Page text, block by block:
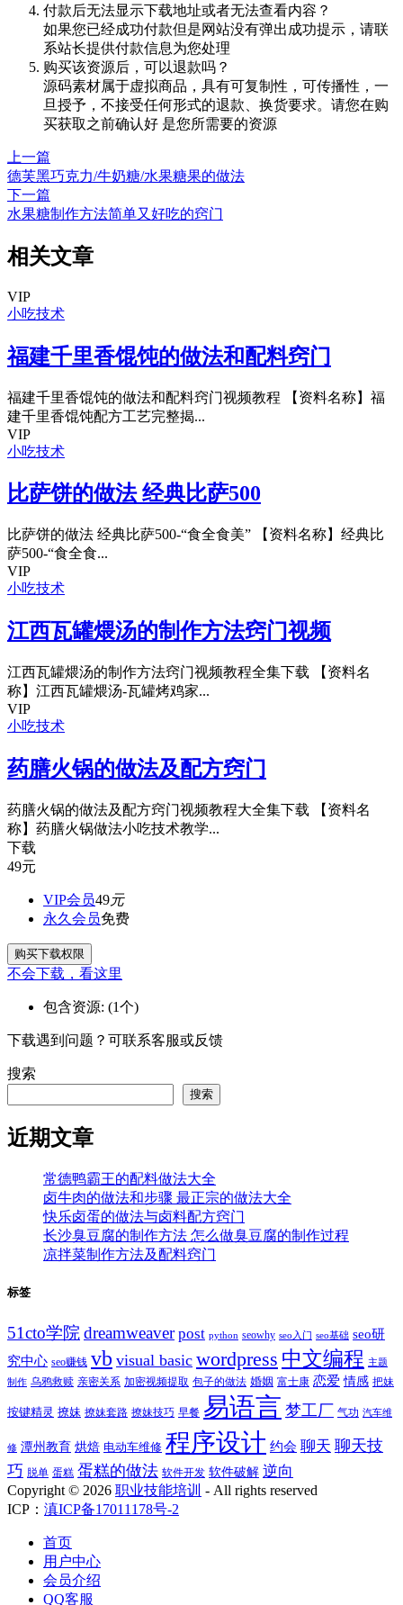
付款后无法显示下载地址或者无法查看内容？
如果您已经成功付款但是网站没有弹出成功提示，请联
系站长提供付款信息为您处理
购买该资源后，可以退款吗？
源码素材属于虚拟商品，具有可复制性，可传播性，一
旦授予，不接受任何形式的退款、换货要求。请您在购
买获取之前确认好 是您所需要的资源
上一篇
德芙黑巧克力/牛奶糖/水果糖果的做法
下一篇
水果糖制作方法简单又好吃的窍门
相关文章
VIP
小吃技术
福建千里香馄饨的做法和配料窍门
福建千里香馄饨的做法和配料窍门视频教程 【资料名称】福
建千里香馄饨配方工艺完整揭...
VIP
小吃技术
比萨饼的做法 经典比萨500
比萨饼的做法 经典比萨500-“食全食美” 【资料名称】经典比
萨500-“食全食...
VIP
小吃技术
江西瓦罐煨汤的制作方法窍门视频
江西瓦罐煨汤的制作方法窍门视频教程全集下载 【资料名
称】江西瓦罐煨汤-瓦罐烤鸡家...
VIP
小吃技术
药膳火锅的做法及配方窍门
药膳火锅的做法及配方窍门视频教程大全集下载 【资料名
称】药膳火锅做法小吃技术教学...
下载
49元
VIP会员49元
永久会员免费
购买下载权限
不会下载，看这里
包含资源: (1个)
下载遇到问题？可联系客服或反馈
搜索
搜索
近期文章
常德鸭霸王的配料做法大全
卤牛肉的做法和步骤 最正宗的做法大全
快乐卤蛋的做法与卤料配方窍门
长沙臭豆腐的制作方法 怎么做臭豆腐的制作过程
凉拌菜制作方法及配料窍门
标签
51cto学院dreamweaver post python seowhy seo入门 seo基础 seo研
究中心 seo赚钱 vb visual basic wordpress 中文编程 主题
制作 乌鸦救赎 亲密关系 加密视频提取 包子的做法 婚姻 富士康 恋爱 情感 把妹
按键精灵 撩妹 撩妹套路 撩妹技巧 早餐 易语言 梦工厂 气功 汽车维
修 潭州教育 烘焙 电动车维修 程序设计 约会 聊天 聊天技
巧 脱单 蛋糕 蛋糕的做法 软件开发 软件破解 逆向
Copyright © 2026 职业技能培训 - All rights reserved
ICP： 滇ICP备17011178号-2
首页
用户中心
会员介绍
QQ客服